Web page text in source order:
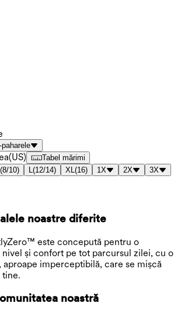
paharele
(US)
Tabel mărimi
(8/10) L(12/14) XL(16) 1X 2X
3X
noastre diferite
este concepută pentru o
și confort pe tot parcursul zilei, cu o
aproape imperceptibilă, care se mișcă
tine.
noastră